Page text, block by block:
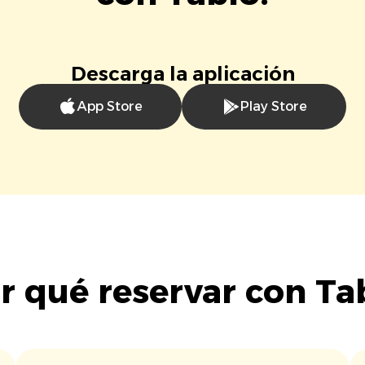
Descarga la aplicación
App Store Play Store
qué reservar con